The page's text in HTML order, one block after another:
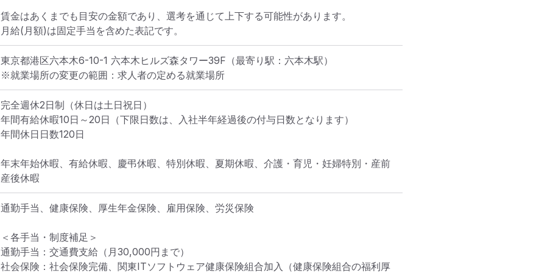
賃金はあくまでも目安の金額であり、選考を通じて上下する可能性があります。
月給(月額)は固定手当を含めた表記です。
東京都港区六本木6-10-1 六本木ヒルズ森タワー39F （最寄り駅：六本木駅）
※就業場所の変更の範囲：求人者の定める就業場所
完全週休2日制（休日は土日祝日）
年間有給休暇10日～20日（下限日数は、入社半年経過後の付与日数となります）
年間休日日数120日
年末年始休暇、有給休暇、慶弔休暇、特別休暇、夏期休暇、介護・育児・妊婦特別・産前
産後休暇
通勤手当、健康保険、厚生年金保険、雇用保険、労災保険
＜各手当・制度補足＞
通勤手当：交通費支給（月30,000円まで）
社会保険：社会保険完備、関東ITソフトウェア健康保険組合加入（健康保険組合の福利厚